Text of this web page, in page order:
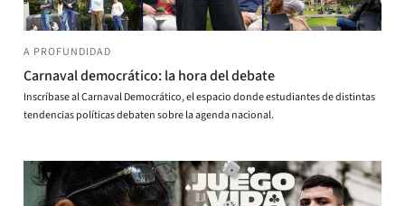
A PROFUNDIDAD
Carnaval democrático: la hora del debate
Inscríbase al Carnaval Democrático, el espacio donde estudiantes de distintas
tendencias políticas debaten sobre la agenda nacional.